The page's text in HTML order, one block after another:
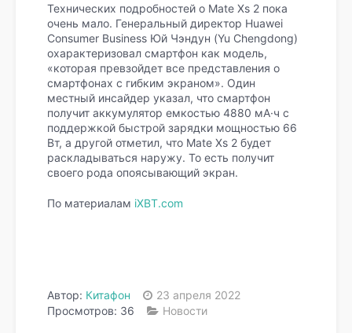
Технических подробностей о Mate Xs 2 пока
очень мало. Генеральный директор Huawei
Consumer Business Юй Чэндун (Yu Chengdong)
охарактеризовал смартфон как модель,
«которая превзойдет все представления о
смартфонах с гибким экраном». Один
местный инсайдер указал, что смартфон
получит аккумулятор емкостью 4880 мА·ч с
поддержкой быстрой зарядки мощностью 66
Вт, а другой отметил, что Mate Xs 2 будет
раскладываться наружу. То есть получит
своего рода опоясывающий экран.
По материалам iXBT.com
Автор: Китафон
23 апреля 2022
Просмотров: 36
Новости